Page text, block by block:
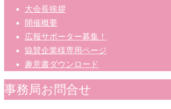
大会長挨拶
開催概要
広報サポーター募集！
協賛企業様専用ページ
趣意書ダウンロード
事務局お問合せ